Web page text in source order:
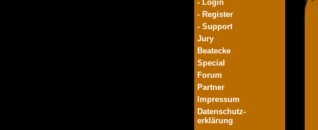
- Login
- Register
- Support
Jury
Beatecke
Special
Forum
Partner
Impressum
Datenschutz-
erklärung